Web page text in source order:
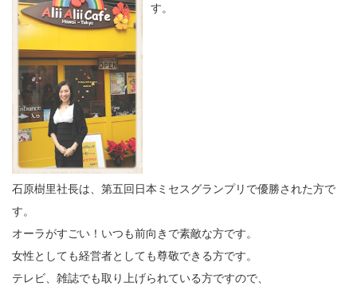
す。
石原樹里社長は、第五回日本ミセスグランプリで優勝された方で
す。
オーラがすごい！いつも前向きで素敵な方です。
女性としても経営者としても尊敬できる方です。
テレビ、雑誌でも取り上げられている方ですので、